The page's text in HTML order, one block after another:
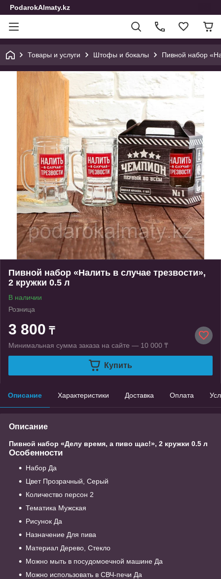
PodarokAlmaty.kz
Товары и услуги Штофы и бокалы Пивной набор
Пивной набор «Налить в случае трезвости»,
2 кружки 0.5 л
В наличии
Розница
3 800 ₸
Минимальная сумма заказа на сайте — 10 000 ₸
Купить
Описание Характеристики Доставка Оплата
Описание
Пивной набор «Делу время, а пиво щас!», 2 кружки 0.5 л
Особенности
Набор Да
Цвет Прозрачный, Серый
Количество персон 2
Тематика Мужская
Рисунок Да
Назначение Для пива
Материал Дерево, Стекло
Можно мыть в посудомоечной машине Да
Можно использовать в СВЧ-печи Да